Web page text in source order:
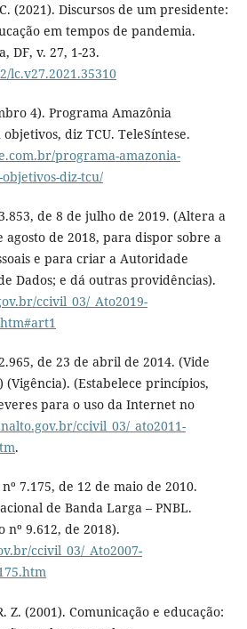
(2021). Discursos de um presidente:
em tempos de pandemia.
DF, v. 27, 1-23.
lc.v27.2021.35310
4). Programa Amazônia
diz TCU. TeleSíntese.
programa-amazonia-
diz-tcu/
de 8 de julho de 2019. (Altera a
agosto de 2018, para dispor sobre a
e para criar a Autoridade
Dados; e dá outras providências).
ccivil_03/_Ato2019-
de 23 de abril de 2014. (Vide
(Vigência). (Estabelece princípios,
para o uso da Internet no
ccivil_03/_ato2011-
.
7.175, de 12 de maio de 2010.
de Banda Larga – PNBL.
nº 9.612, de 2018).
ccivil_03/_Ato2007-
Z. (2001). Comunicação e educação: